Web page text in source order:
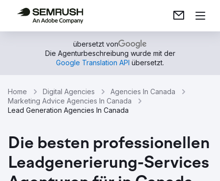
übersetzt von
Die Agenturbeschreibung wurde mit der
Google Translation API übersetzt.
Home Digital Agencies
Agencies In Canada
Marketing Advice Agencies In Canada
Lead Generation Agencies In Canada
Die besten professionellen
Leadgenerierung-Services